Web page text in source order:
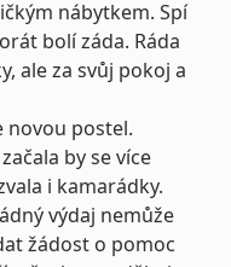
nábytkem. Spí
bolí záda. Ráda
ale za svůj pokoj a
novou postel.
by se více
i kamarádky.
výdaj nemůže
žádost o pomoc